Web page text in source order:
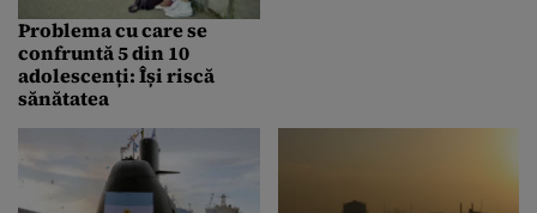
Problema cu care se
confruntă 5 din 10
adolescenți: Își riscă
sănătatea